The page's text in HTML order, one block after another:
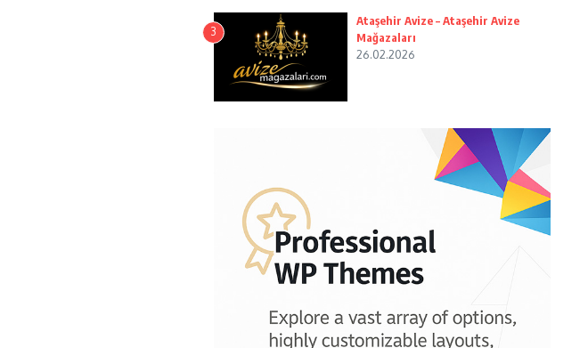
3
Ataşehir Avize – Ataşehir Avize
Mağazaları
26.02.2026